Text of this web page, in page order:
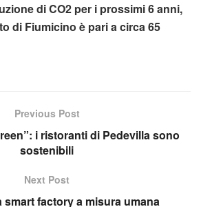
di CO2 per i prossimi 6 anni,
di Fiumicino è pari a circa 65
Previous Post
i ristoranti di Pedevilla sono
sostenibili
Next Post
factory a misura umana